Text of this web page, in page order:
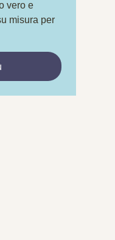
vero e
misura per